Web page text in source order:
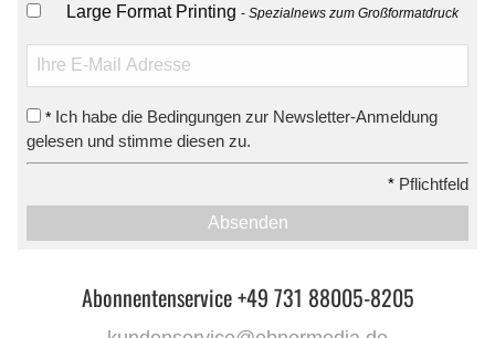
Large Format Printing Spezialnews zum Großformatdruck
* Ich habe die Bedingungen zur Newsletter-Anmeldung
gelesen und stimme diesen zu.
* Pflichtfeld
Absenden
Abonnentenservice +49 731 88005-8205